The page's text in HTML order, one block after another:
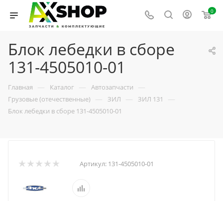
0
Блок лебедки в сборе
131-4505010-01
Главная — Каталог — Автозапчасти —
Грузовые (отечественные) — ЗИЛ — ЗИЛ 131 —
Блок лебедки в сборе 131-4505010-01
Артикул: 131-4505010-01